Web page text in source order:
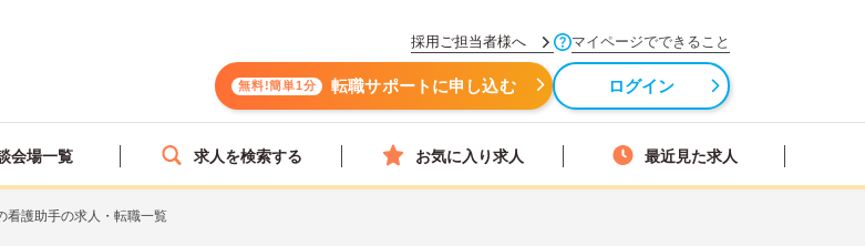
採用ご担当者様へ マイページでできること
無料!簡単1分 転職サポートに申し込む ログイン
会場一覧 求人を検索する お気に入り求人 最近見た求人
看護助手の求人・転職一覧